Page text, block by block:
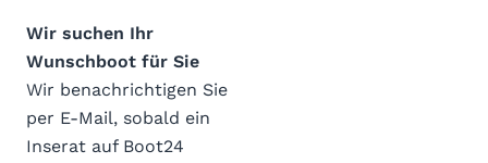
Wir suchen Ihr
Wunschboot für Sie
Wir benachrichtigen Sie
per E-Mail, sobald ein
Inserat auf Boot24